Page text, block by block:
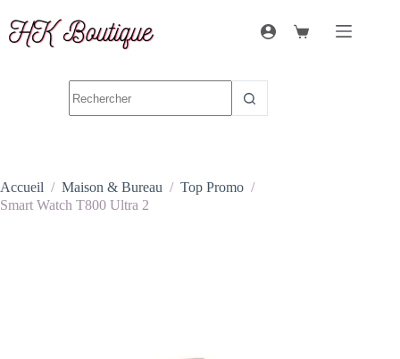
Accueil / Maison & Bureau / Top Promo /
Smart Watch T800 Ultra 2